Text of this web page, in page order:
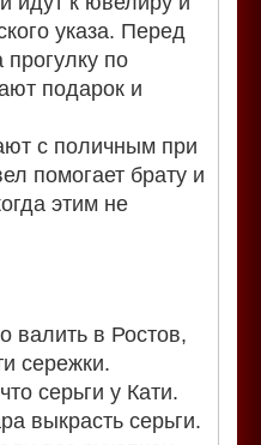
указа. Перед
по
подарок и
с поличным при
помогает брату и
этим не
валить в Ростов,
сережки.
серьги у Кати.
выкрасть серьги.